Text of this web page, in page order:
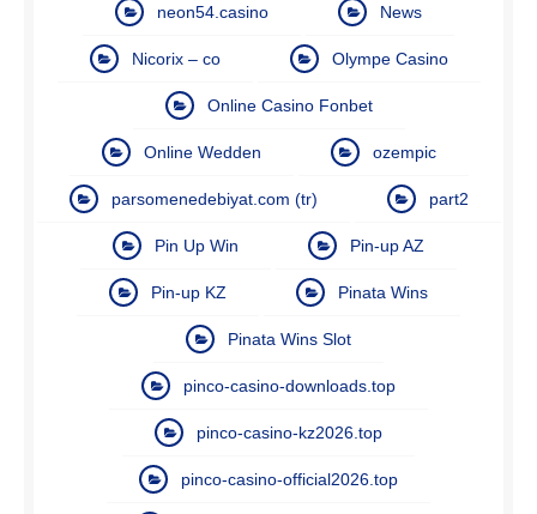
neon54.casino News
Nicorix – co Olympe Casino
Online Casino Fonbet
Online Wedden ozempic
parsomenedebiyat.com (tr) part2
Pin Up Win Pin-up AZ
Pin-up KZ Pinata Wins
Pinata Wins Slot
pinco-casino-downloads.top
pinco-casino-kz2026.top
pinco-casino-official2026.top